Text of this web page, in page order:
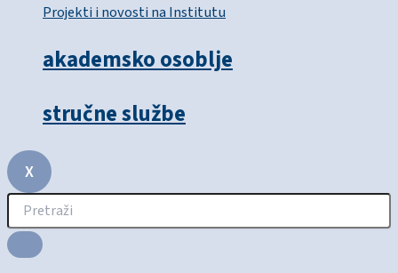
Projekti i novosti na Institutu
akademsko osoblje
stručne službe
X